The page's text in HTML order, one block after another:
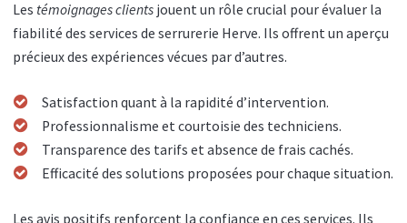
Les témoignages clients jouent un rôle crucial pour évaluer la
fiabilité des services de serrurerie Herve. Ils offrent un aperçu
précieux des expériences vécues par d’autres.
Satisfaction quant à la rapidité d’intervention.
Professionnalisme et courtoisie des techniciens.
Transparence des tarifs et absence de frais cachés.
Efficacité des solutions proposées pour chaque situation.
Les avis positifs renforcent la confiance en ces services. Ils